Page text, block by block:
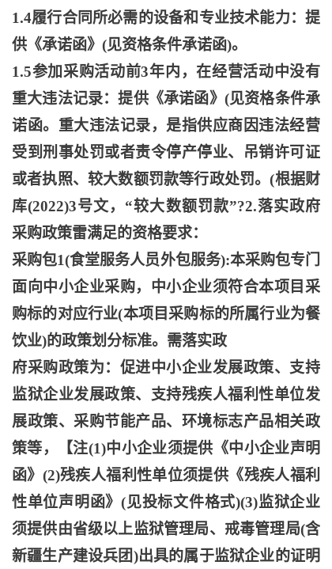
1.4履行合同所必需的设备和专业技术能力：提
供《承诺函》(见资格条件承诺函)。
1.5参加采购活动前3年内，在经营活动中没有
重大违法记录：提供《承诺函》(见资格条件承
诺函。重大违法记录，是指供应商因违法经营
受到刑事处罚或者责令停产停业、吊销许可证
或者执照、较大数额罚款等行政处罚。(根据财
库(2022)3号文，“较大数额罚款”?2.落实政府
采购政策雷满足的资格要求：
采购包1(食堂服务人员外包服务):本采购包专门
面向中小企业采购，中小企业须符合本项目采
购标的对应行业(本项目采购标的所属行业为餐
饮业)的政策划分标准。需落实政
府采购政策为：促进中小企业发展政策、支持
监狱企业发展政策、支持残疾人福利性单位发
展政策、采购节能产品、环境标志产品相关政
策等，【注(1)中小企业须提供《中小企业声明
函》(2)残疾人福利性单位须提供《残疾人福利
性单位声明函》(见投标文件格式)(3)监狱企业
须提供由省级以上监狱管理局、戒毒管理局(含
新疆生产建设兵团)出具的属于监狱企业的证明